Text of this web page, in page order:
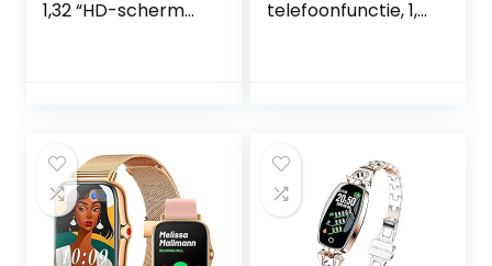
1,32 “HD-scherm
SpO2 hartslag
slaapmonitor
sport smartwatch
voor Android iOS
zilver
telefoonfunctie, 1,7
hartslagmeter,
slaapmonitor,
SpO2, IP68
activiteitstracker
voor Android en